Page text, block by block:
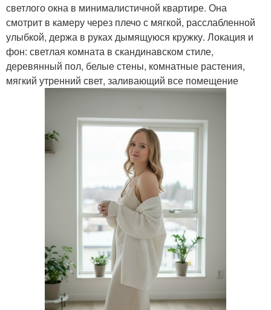
светлого окна в минималистичной квартире. Она
смотрит в камеру через плечо с мягкой, расслабленной
улыбкой, держа в руках дымящуюся кружку. Локация и
фон: светлая комната в скандинавском стиле,
деревянный пол, белые стены, комнатные растения,
мягкий утренний свет, заливающий все помещение